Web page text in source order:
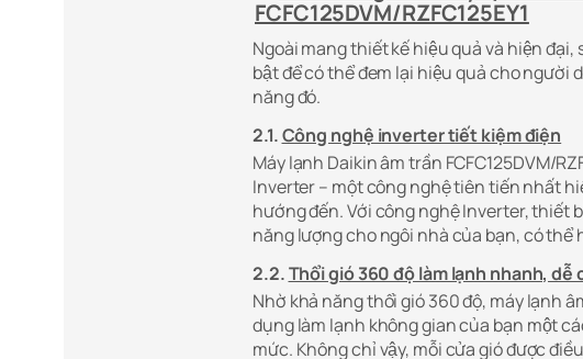
FCFC125DVM/RZFC125EY1
Ngoài mang thiết kế hiệu quả và hiện
bật để có thể đem lại hiệu quả cho người
năng đó.
2.1.Công nghệ inverter tiết kiệm điện
Máy lạnh Daikin âm trần FCFC125DVM/
Inverter – một công nghệ tiên tiến nhất
hướng đến. Với công nghệ Inverter, thiết
năng lượng cho ngôi nhà của bạn, có thể
2.2.Thổi gió 360 độ làm lạnh nhanh, dễ
Nhờ khả năng thổi gió 360 độ, máy lạnh
dụng làm lạnh không gian của bạn một
mức. Không chỉ vậy, mỗi cửa gió được